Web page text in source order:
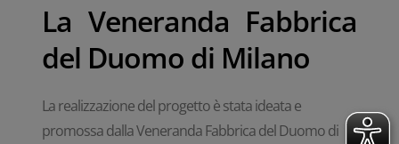
La Veneranda Fabbrica
del Duomo di Milano
La realizzazione del progetto è stata ideata e
promossa dalla Veneranda Fabbrica del Duomo di